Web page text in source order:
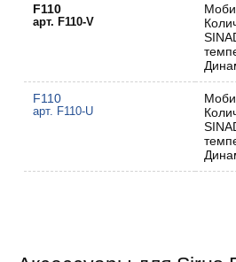
F110
арт. F110-V
F110
арт. F110-U